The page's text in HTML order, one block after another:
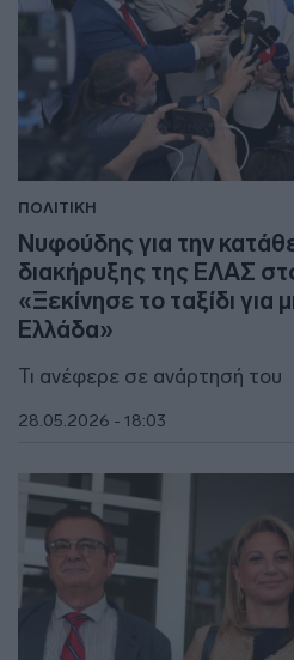
ΠΟΛΙΤΙΚΗ
Νυφούδης για την
διακήρυξης της ΕΛΑΣ
«Ξεκίνησε το ταξίδι για
Ελλάδα»
Τι ανέφερε σε ανάρτησή του
28.05.2026 - 18:03